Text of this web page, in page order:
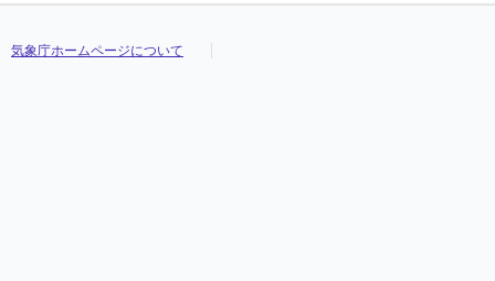
気象庁ホームページについて